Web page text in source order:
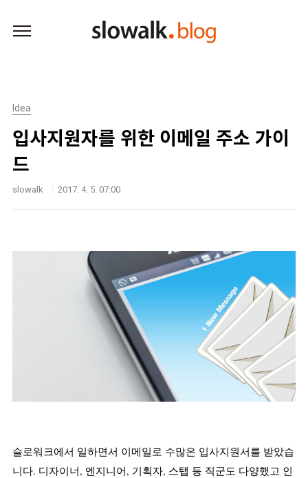
Idea
입사지원자를 위한 이메일 주소 가이
드
slowalk 2017. 4. 5. 07:00
슬로워크에서 일하면서 이메일로 수많은 입사지원서를 받았습
니다. 디자이너, 엔지니어, 기획자, 스탭 등 직군도 다양했고 인